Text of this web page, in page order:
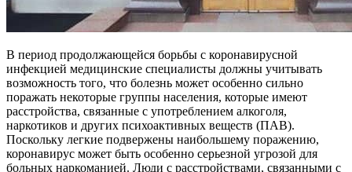
В период продолжающейся борьбы с коронавирусной
инфекцией медицинские специалисты должны учитывать
возможность того, что болезнь может особенно сильно
поражать некоторые группы населения, которые имеют
расстройства, связанные с употреблением алкоголя,
наркотиков и других психоактивных веществ (ПАВ).
Поскольку легкие подвержены наибольшему поражению,
коронавирус может быть особенно серьезной угрозой для
больных наркоманией. Люди с расстройствами, связанными с